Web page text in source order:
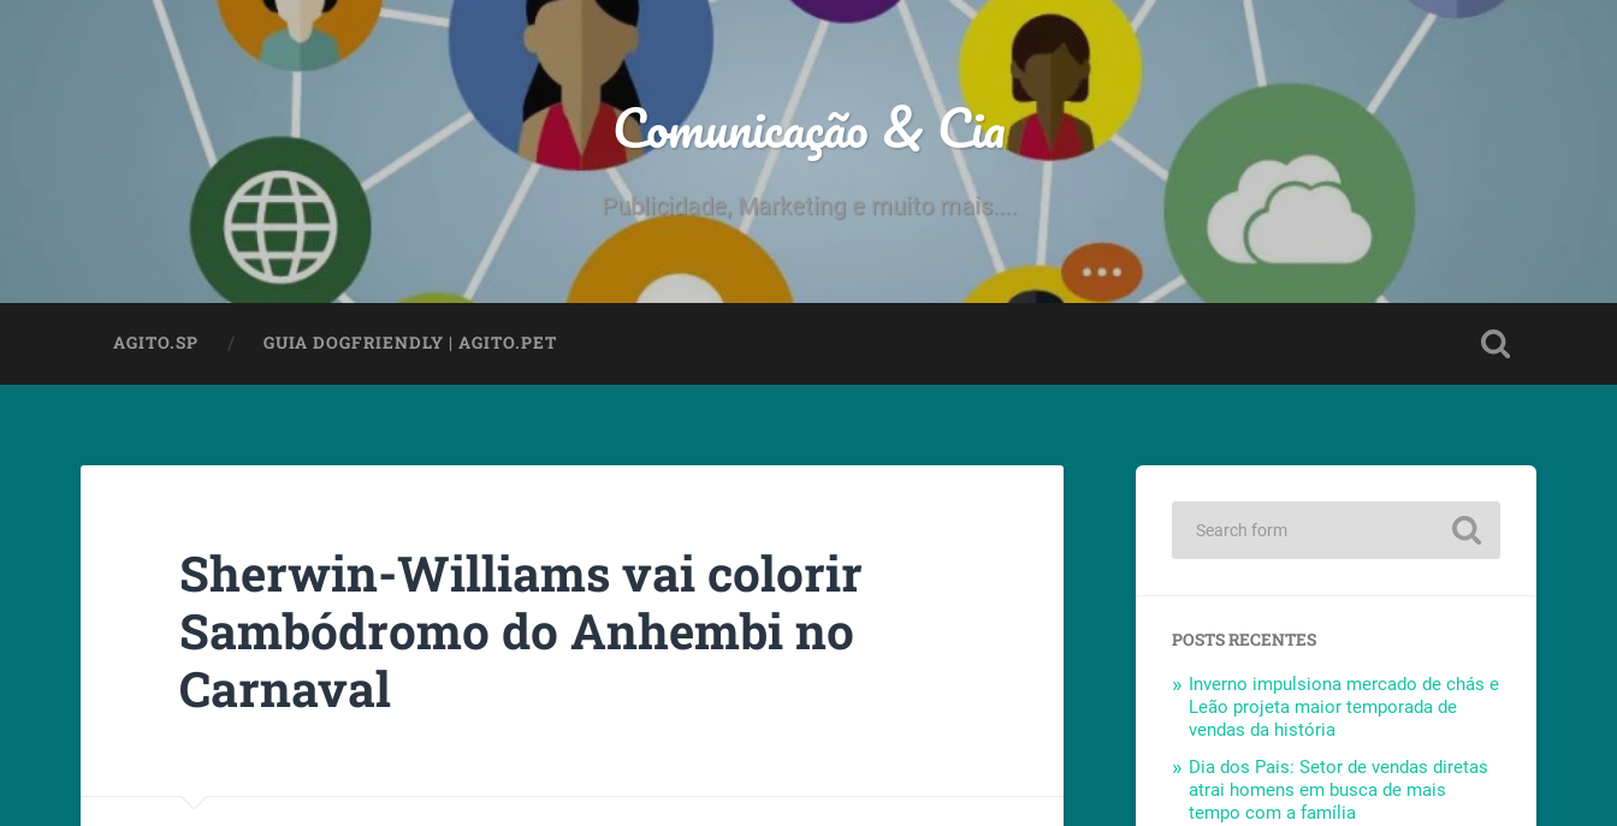
Comunicação & Cia
Publicidade, Marketing e muito mais....
AGITO.SP GUIA DOGFRIENDLY | AGITO.PET
Sherwin-Williams vai colorir
Sambódromo do Anhembi no
Carnaval
POSTS RECENTES
Inverno impulsiona mercado de chás e
Leão projeta maior temporada de
vendas da história
Dia dos Pais: Setor de vendas diretas
atrai homens em busca de mais
tempo com a família